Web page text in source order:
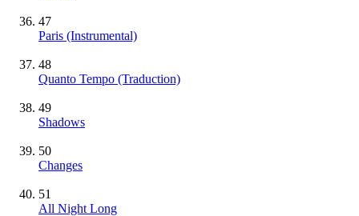
47
Paris (Instrumental)
48
Quanto Tempo (Traduction)
49
Shadows
50
Changes
51
All Night Long